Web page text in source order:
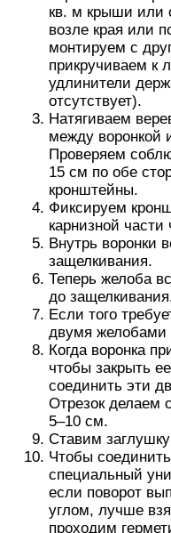
кв. м крыши или
возле края или
монтируем с
прикручиваем к
удлинители
отсутствует).
Натягиваем
между воронкой
Проверяем
15 см по обе
кронштейны.
Фиксируем
карнизной
Внутрь воронки
защелкивания.
Теперь желоба
до
Если того
двумя желобами
Когда воронка
чтобы закрыть
соединить эти
Отрезок делаем
5–10 см.
Ставим
Чтобы
специальный
если поворот
углом, лучше
проходим